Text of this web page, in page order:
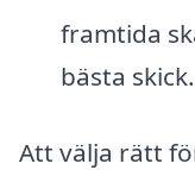
framtida
bästa skick.
Att välja rätt